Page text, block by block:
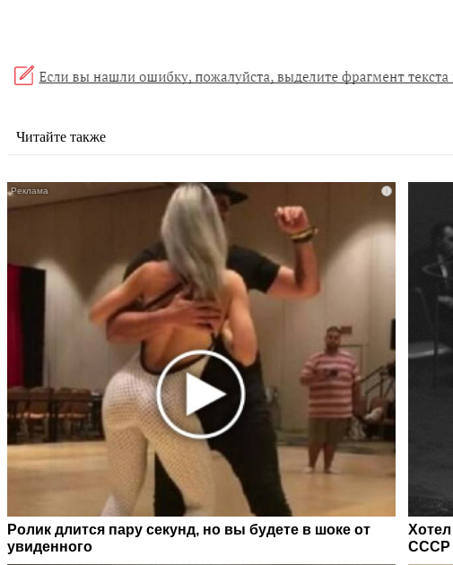
Читайте также
i
Ролик длится пару секунд, но вы будете в шоке от
увиденного
СССР